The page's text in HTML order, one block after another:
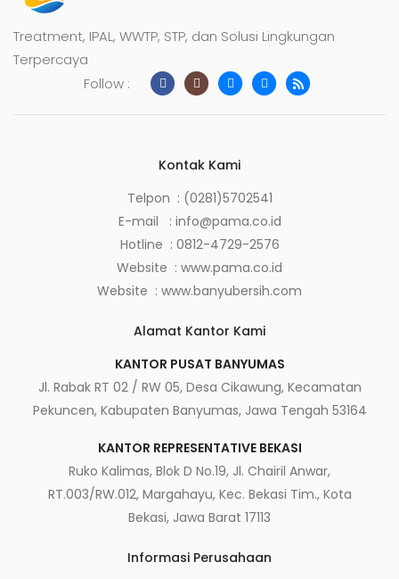
Treatment, IPAL, WWTP, STP, dan Solusi Lingkungan
Terpercaya
Follow :
Kontak Kami
Telpon : (0281)5702541
E-mail : info@pama.co.id
Hotline : 0812-4729-2576
Website : www.pama.co.id
Website : www.banyubersih.com
Alamat Kantor Kami
KANTOR PUSAT BANYUMAS
Jl. Rabak RT 02 / RW 05, Desa Cikawung, Kecamatan
Pekuncen, Kabupaten Banyumas, Jawa Tengah 53164
KANTOR REPRESENTATIVE BEKASI
Ruko Kalimas, Blok D No.19, Jl. Chairil Anwar,
RT.003/RW.012, Margahayu, Kec. Bekasi Tim., Kota
Bekasi, Jawa Barat 17113
Informasi Perusahaan